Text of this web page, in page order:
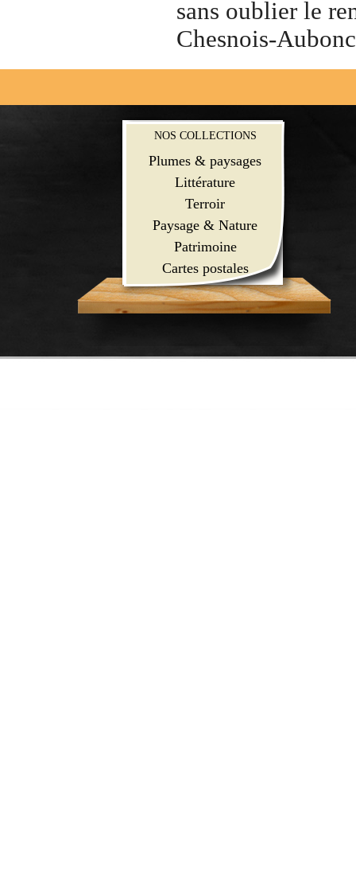
sans oublier le
Chesnois-
NOS COLLECTIONS
Plumes & paysages
Littérature
Terroir
Paysage & Nature
Patrimoine
Cartes postales